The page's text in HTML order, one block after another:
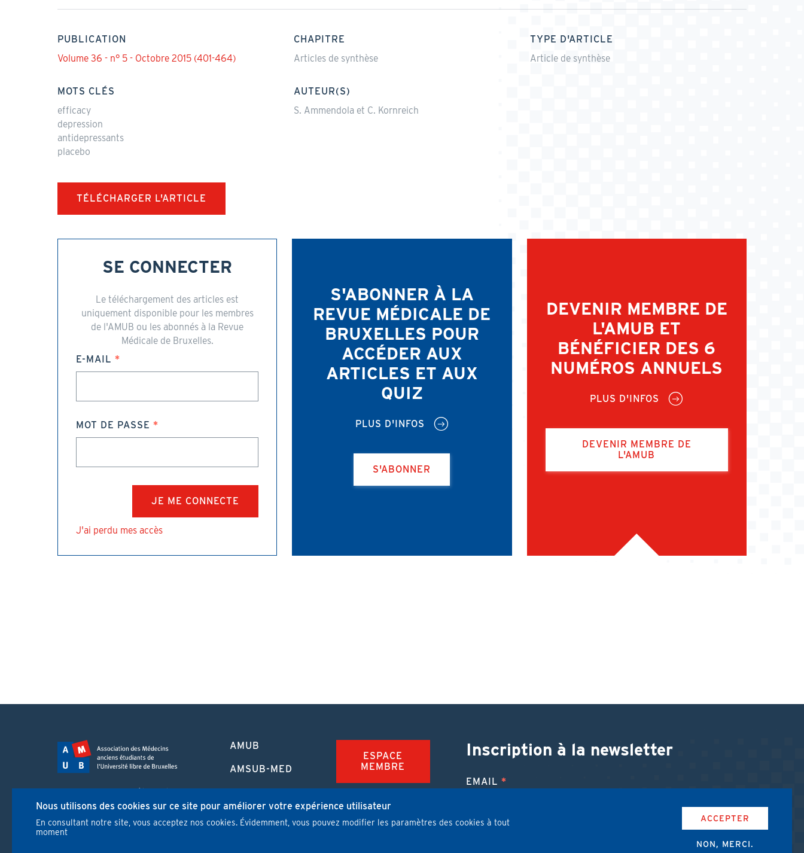
PUBLICATION
Volume 36 - n° 5 - Octobre 2015 (401-464)
CHAPITRE
Articles de synthèse
TYPE D'ARTICLE
Article de synthèse
MOTS CLÉS
efficacy
depression
antidepressants
placebo
AUTEUR(S)
S. Ammendola et C. Kornreich
TÉLÉCHARGER L'ARTICLE
SE CONNECTER
Le téléchargement des articles est
uniquement disponible pour les membres
de l'AMUB ou les abonnés à la Revue
Médicale de Bruxelles.
E-MAIL
MOT DE PASSE
J'ai perdu mes accès
S'ABONNER À LA
REVUE MÉDICALE DE
BRUXELLES POUR
ACCÉDER AUX
ARTICLES ET AUX
QUIZ
PLUS D'INFOS
S'ABONNER
DEVENIR MEMBRE DE
L'AMUB ET
BÉNÉFICIER DES 6
NUMÉROS ANNUELS
PLUS D'INFOS
DEVENIR MEMBRE DE
L'AMUB
Route de Lennik 808/612
1070 Bruxelles
+32 2 555 67 94
PIED
PAGE
AMUB
AMSUB-MED
FORMATION
CONTINUE
REVUE MÉDICALE
ESPACE
MEMBRE
FAQ
JOBS
Inscription à la newsletter
EMAIL
J'ai lu et j'accepte les conditions d'utilisation de l'AMUB.
Nous utilisons des cookies sur ce site pour améliorer votre expérience utilisateur
En consultant notre site, vous acceptez nos cookies. Évidemment, vous pouvez modifier les paramètres des cookies à tout
moment
ACCEPTER
NON, MERCI.